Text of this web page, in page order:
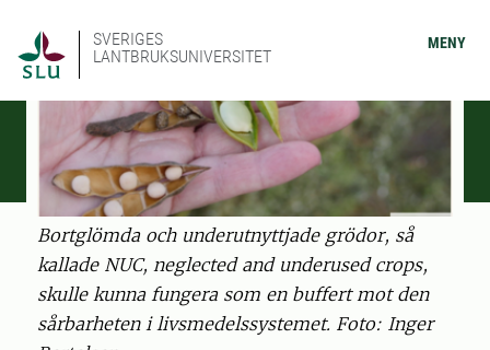
SVERIGES
LANTBRUKSUNIVERSITET
MENY
Bortglömda och underutnyttjade grödor, så
kallade NUC, neglected and underused crops,
skulle kunna fungera som en buffert mot den
sårbarheten i livsmedelssystemet. Foto: Inger